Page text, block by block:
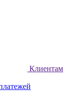
Клиентам